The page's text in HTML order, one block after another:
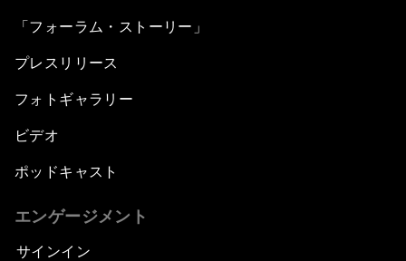
「フォーラム・ストーリー」
プレスリリース
フォトギャラリー
ビデオ
ポッドキャスト
エンゲージメント
サインイン